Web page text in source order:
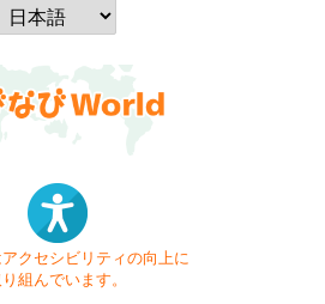
クセシビリティの向上に
組んでいます。